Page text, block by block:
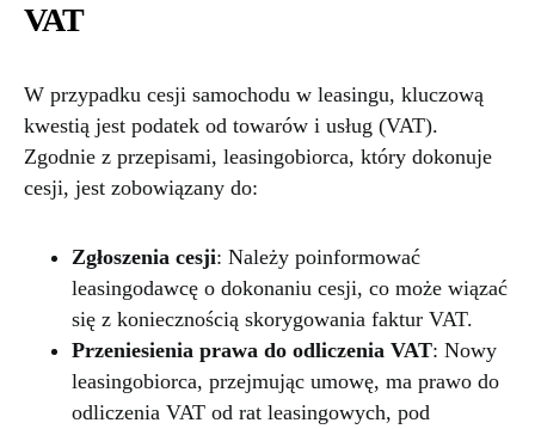
VAT
W przypadku cesji samochodu w leasingu, kluczową
kwestią jest podatek od towarów i usług (VAT).
Zgodnie z przepisami, leasingobiorca, który dokonuje
cesji, jest zobowiązany do:
Zgłoszenia cesji: Należy poinformować
leasingodawcę o dokonaniu cesji, co może wiązać
się z koniecznością skorygowania faktur VAT.
Przeniesienia prawa do odliczenia VAT: Nowy
leasingobiorca, przejmując umowę, ma prawo do
odliczenia VAT od rat leasingowych, pod